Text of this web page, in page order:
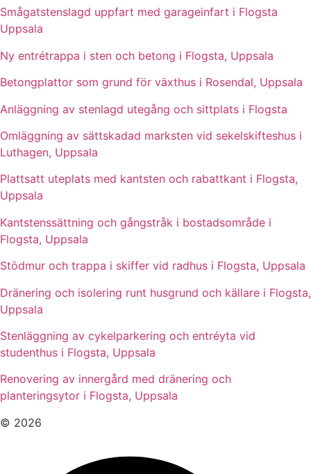
Smågatstenslagd uppfart med garageinfart i Flogsta
Uppsala
Ny entrétrappa i sten och betong i Flogsta, Uppsala
Betongplattor som grund för växthus i Rosendal, Uppsala
Anläggning av stenlagd utegång och sittplats i Flogsta
Omläggning av sättskadad marksten vid sekelskifteshus i
Luthagen, Uppsala
Plattsatt uteplats med kantsten och rabattkant i Flogsta,
Uppsala
Kantstenssättning och gångstråk i bostadsområde i
Flogsta, Uppsala
Stödmur och trappa i skiffer vid radhus i Flogsta, Uppsala
Dränering och isolering runt husgrund och källare i Flogsta,
Uppsala
Stenläggning av cykelparkering och entréyta vid
studenthus i Flogsta, Uppsala
Renovering av innergård med dränering och
planteringsytor i Flogsta, Uppsala
© 2026